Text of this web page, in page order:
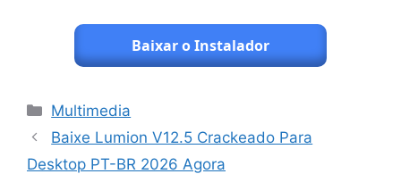
Baixar o Instalador
Categorias
Multimedia
Baixe Lumion V12.5 Crackeado Para
Desktop PT-BR 2026 Agora